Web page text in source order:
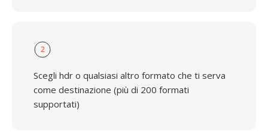
2
Scegli hdr o qualsiasi altro formato che ti serva
come destinazione (più di 200 formati
supportati)